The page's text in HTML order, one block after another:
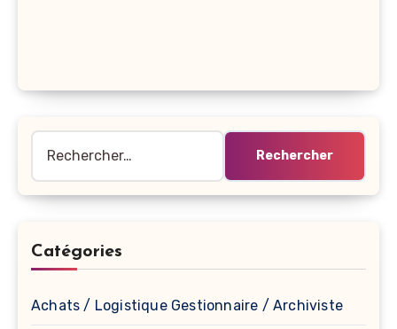
Catégories
Achats / Logistique Gestionnaire / Archiviste